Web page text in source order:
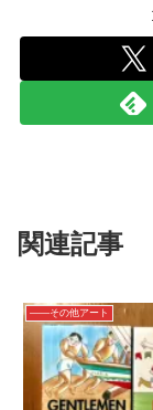
関連記事
――その他アート